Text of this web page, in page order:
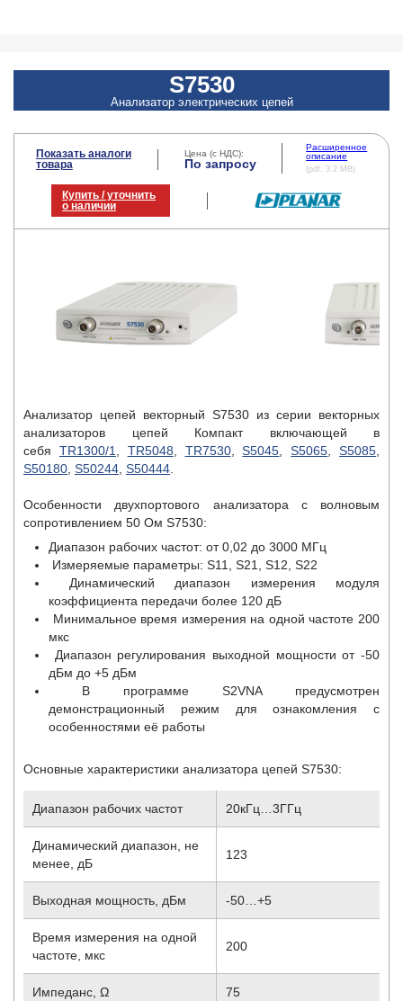
S7530
Анализатор электрических цепей
Показать аналоги
товара
Цена (с НДС):
По запросу
Расширенное
описание
(pdf, 3.2 MB)
Купить / уточнить
о наличии
Анализатор цепей векторный S7530 из серии векторных
анализаторов цепей Компакт включающей в
себя TR1300/1 TR5048 TR7530,S5045 ,S5065 ,S5085
S50180 S50244 S50444
Особенности двухпортового анализатора с волновым
сопротивлением 50 Ом S7530:
Диапазон рабочих частот: от 0,02 до 3000 МГц
Измеряемые параметры: S11, S21, S12, S22
Динамический диапазон измерения модуля
коэффициента передачи более 120 дБ
Минимальное время измерения на одной частоте 200
мкс
Диапазон регулирования выходной мощности от -50
дБм до +5 дБм
В программе S2VNA предусмотрен
демонстрационный режим для ознакомления с
особенностями её работы
Основные характеристики анализатора цепей S7530:
Диапазон рабочих частот 20кГц…3ГГц
Динамический диапазон, не
менее, дБ
123
Выходная мощность, дБм -50…+5
Время измерения на одной
частоте, мкс
200
Импеданс, Ω 75